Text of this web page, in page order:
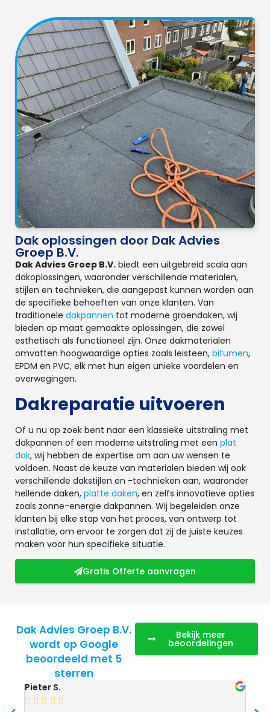
Dak oplossingen door Dak Advies
Groep B.V.
Dak Advies Groep B.V. biedt een uitgebreid scala aan
dakoplossingen, waaronder verschillende materialen,
stijlen en technieken, die aangepast kunnen worden aan
de specifieke behoeften van onze klanten. Van
traditionele dakpannen tot moderne groendaken, wij
bieden op maat gemaakte oplossingen, die zowel
esthetisch als functioneel zijn. Onze dakmaterialen
omvatten hoogwaardige opties zoals leisteen, bitumen,
EPDM en PVC, elk met hun eigen unieke voordelen en
overwegingen.
Dakreparatie uitvoeren
Of u nu op zoek bent naar een klassieke uitstraling met
dakpannen of een moderne uitstraling met een plat
dak, wij hebben de expertise om aan uw wensen te
voldoen. Naast de keuze van materialen bieden wij ook
verschillende dakstijlen en -technieken aan, waaronder
hellende daken, platte daken, en zelfs innovatieve opties
zoals zonne-energie dakpannen. Wij begeleiden onze
klanten bij elke stap van het proces, van ontwerp tot
installatie, om ervoor te zorgen dat zij de juiste keuzes
maken voor hun specifieke situatie.
Gratis Offerte aanvragen
Dak Advies Groep B.V.
wordt op Google
beoordeeld met 5
sterren
Bekijk meer
beoordelingen
Pieter S.
    